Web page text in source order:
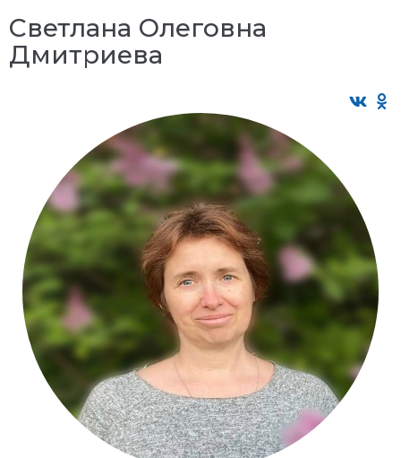
Светлана Олеговна
Дмитриева